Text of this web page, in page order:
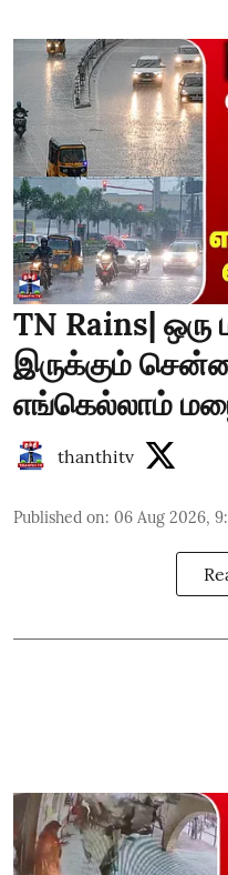
TN Rains| ஒரு
இருக்கும்
எங்கெல்லாம்
thanthitv
Published on: 06 Aug 2026,